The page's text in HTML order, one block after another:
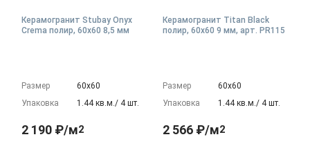
Керамогранит Stubay Onyx
Crema полир, 60x60 8,5 мм
Размер
60х60
Упаковка
1.44 кв.м./ 4 шт.
2 190 ₽/м2
Керамогранит Titan Black
полир, 60x60 9 мм, арт. PR115
Размер
60х60
Упаковка
1.44 кв.м./ 4 шт.
2 566 ₽/м2